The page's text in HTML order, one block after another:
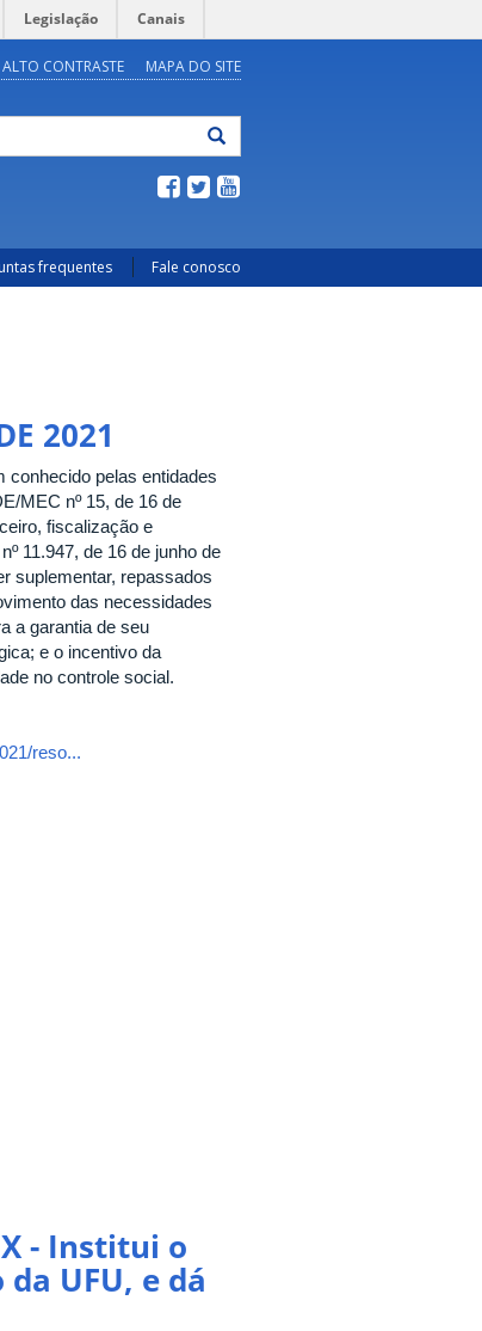
Legislação Canais
ALTO CONTRASTE MAPA DO SITE
frequentes Fale conosco
2021
conhecido pelas entidades
MEC nº 15, de 16 de
fiscalização e
11.947, de 16 de junho de
suplementar, repassados
das necessidades
a garantia de seu
e o incentivo da
no controle social.
reso...
- Institui o
UFU, e dá